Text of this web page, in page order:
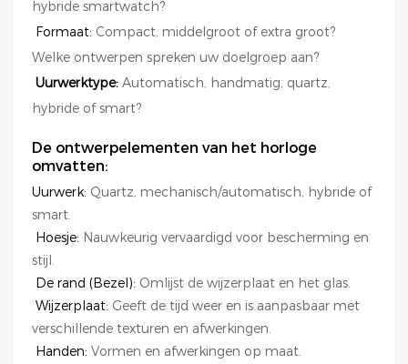
hybride smartwatch?
Formaat: Compact, middelgroot of extra groot?
Welke ontwerpen spreken uw doelgroep aan?
Uurwerktype: Automatisch, handmatig, quartz,
hybride of smart?
De ontwerpelementen van het horloge
omvatten:
Uurwerk: Quartz, mechanisch/automatisch, hybride of
smart.
Hoesje: Nauwkeurig vervaardigd voor bescherming en
stijl.
De rand (Bezel): Omlijst de wijzerplaat en het glas.
Wijzerplaat: Geeft de tijd weer en is aanpasbaar met
verschillende texturen en afwerkingen.
Handen: Vormen en afwerkingen op maat.